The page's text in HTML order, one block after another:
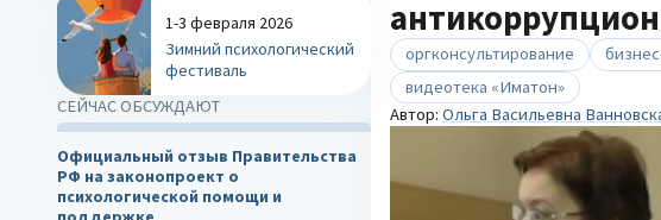
оргконсультирование
видеотека «Иматон»
Автор: Ольга Васильевна
1-3 февраля 2026
Зимний психологический
фестиваль
СЕЙЧАС ОБСУЖДАЮТ
Официальный отзыв Правительства
РФ на законопроект о
психологической помощи и